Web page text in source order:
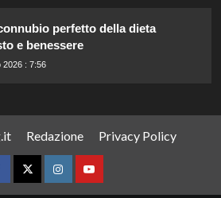
perfetto della dieta
e benessere
2026 : 7:56
Redazione Privacy Policy
TwitterInstagramYouTube